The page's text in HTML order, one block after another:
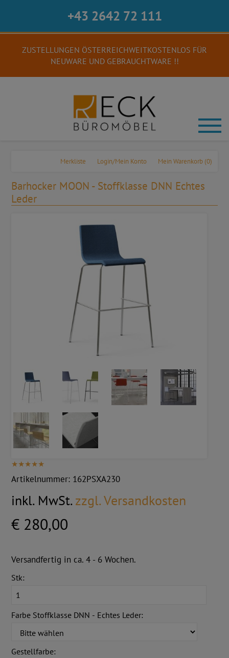
+43 2642 72 111
ZUSTELLUNGEN ÖSTERREICHWEITKOSTENLOS FÜR
NEUWARE UND GEBRAUCHTWARE !!
Mein Warenkorb (0)
Login/Mein Konto
Merkliste
Barhocker MOON - Stoffklasse DNN Echtes
Leder
Artikelnummer: 162PSXA230
inkl. MwSt.zzgl. Versandkosten
€ 280,00
Versandfertig in ca. 4 - 6 Wochen.
Stk:
Farbe Stoffklasse DNN - Echtes Leder:
Gestellfarbe: